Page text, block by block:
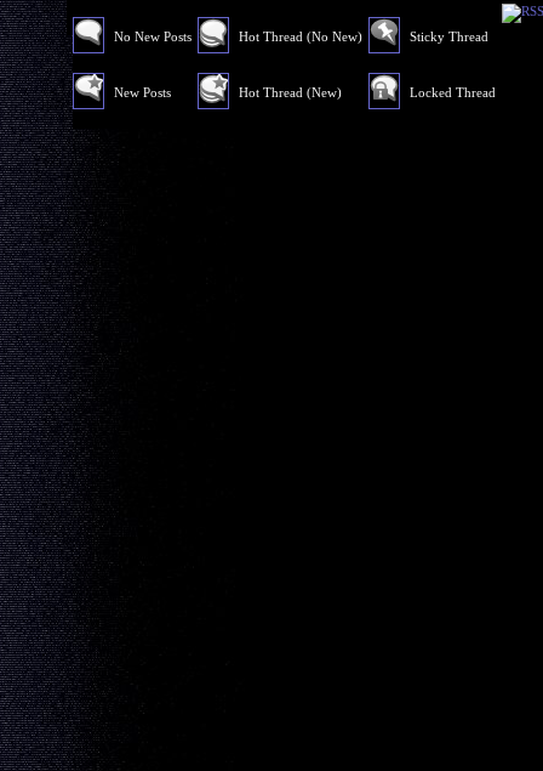
No New Posts
New Posts
Hot Thread (No New)
Hot Thread (New)
Sticky Thread
Locked Thread